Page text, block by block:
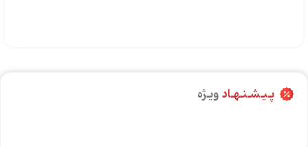
پـیـشـنـهـادویـژه